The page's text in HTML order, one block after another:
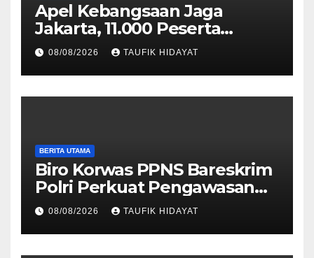
Apel Kebangsaan Jaga
Jakarta, 11.000 Peserta
Perkuat Komitmen Menjaga
Ibu Kota
08/08/2026 TAUFIK HIDAYAT
BERITA UTAMA
Biro Korwas PPNS Bareskrim
Polri Perkuat Pengawasan
untuk Dorong Penegakan
Hukum yang Profesional
08/08/2026 TAUFIK HIDAYAT